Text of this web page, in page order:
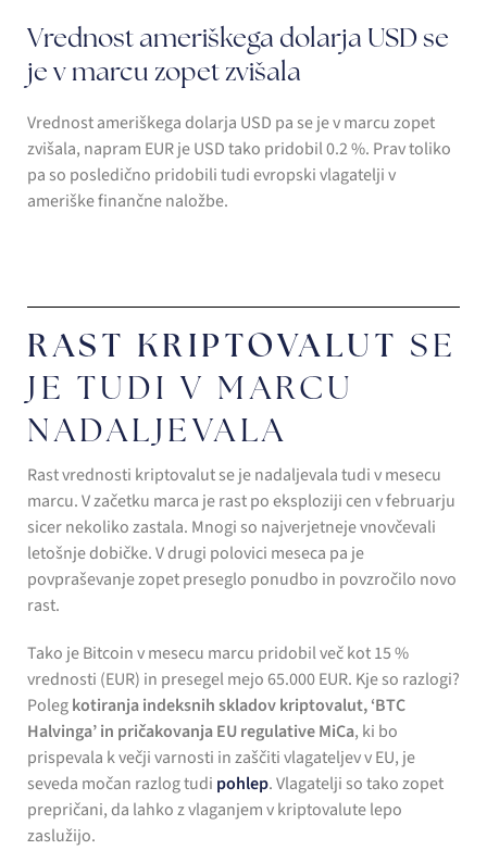
Vrednost ameriškega dolarja USD se
je v marcu zopet zvišala
Vrednost ameriškega dolarja USD pa se je v marcu zopet
zvišala, napram EUR je USD tako pridobil 0.2 %. Prav toliko
pa so posledično pridobili tudi evropski vlagatelji v
ameriške finančne naložbe.
RAST KRIPTOVALUT SE
JE TUDI V MARCU
NADALJEVALA
Rast vrednosti kriptovalut se je nadaljevala tudi v mesecu
marcu. V začetku marca je rast po eksploziji cen v februarju
sicer nekoliko zastala. Mnogi so najverjetneje vnovčevali
letošnje dobičke. V drugi polovici meseca pa je
povpraševanje zopet preseglo ponudbo in povzročilo novo
rast.
Tako je Bitcoin v mesecu marcu pridobil več kot 15 %
vrednosti (EUR) in presegel mejo 65.000 EUR. Kje so razlogi?
Polegkotiranja indeksnih skladov kriptovalut, ‘BTC
Halvinga’ in pričakovanja EU regulative MiCa, ki bo
prispevala k večji varnosti in zaščiti vlagateljev v EU, je
seveda močan razlog tudi pohlep. Vlagatelji so tako zopet
prepričani, da lahko z vlaganjem v kriptovalute lepo
zaslužijo.